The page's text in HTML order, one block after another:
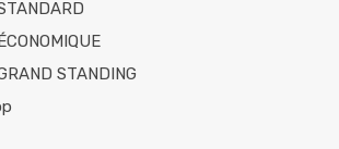
STANDING